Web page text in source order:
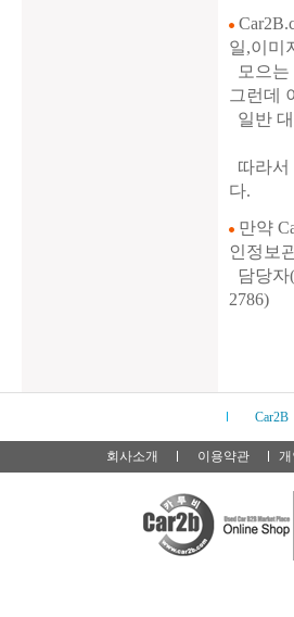
일,이미
모으는
그런데
일반
따라
다.
만약
인정보
담당자
2786)
Car2B
회사소개 이용약관 개